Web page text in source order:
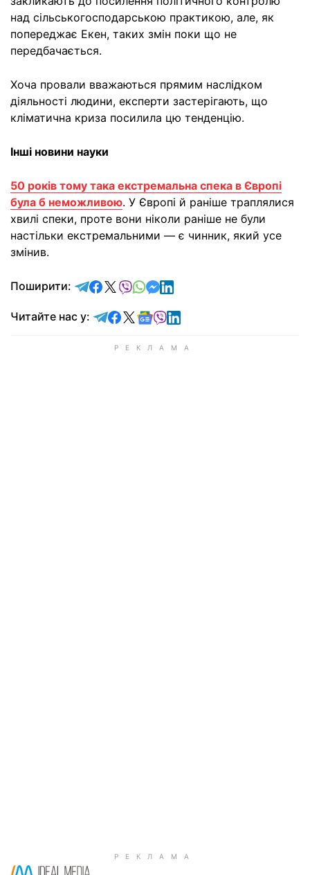
над сільськогосподарською практикою, але, як
попереджає Екен, таких змін поки що не
передбачається.
Хоча провали вважаються прямим наслідком
діяльності людини, експерти застерігають, що
кліматична криза посилила цю тенденцію.
Інші новини науки
50 років тому така екстремальна спека в Європі
була б неможливою. У Європі й раніше траплялися
хвилі спеки, проте вони ніколи раніше не були
настільки екстремальними — є чинник, який усе
змінив.
Поширити: відправити у Telegram
поділитись у Facebook
поділитись у X
відправити у Viber
відправити у Whatsapp
відправити у Messenger
відправити у LinkedIn
Читайте нас у: Читайте у Telegram
Читайте у Facebook
Читайте у X
Читайте у Google news
Читайте у Viber
Читайте у LinkedIn